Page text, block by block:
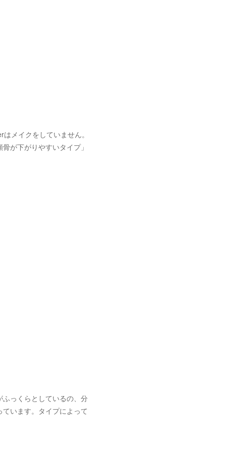
メイクをしていません。
が下がりやすいタイプ」
っくらとしているの、分
います。タイプによって